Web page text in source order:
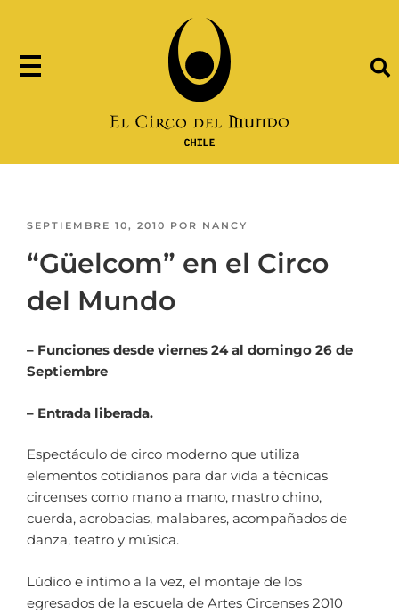
SEPTIEMBRE 10, 2010 POR NANCY
“Güelcom” en el Circo
del Mundo
– Funciones desde viernes 24 al domingo 26 de
Septiembre
– Entrada liberada.
Espectáculo de circo moderno que utiliza
elementos cotidianos para dar vida a técnicas
circenses como mano a mano, mastro chino,
cuerda, acrobacias, malabares, acompañados de
danza, teatro y música.
Lúdico e íntimo a la vez, el montaje de los
egresados de la escuela de Artes Circenses 2010